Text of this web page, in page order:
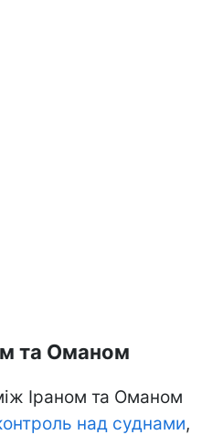
та Оманом
Іраном та Оманом
над суднами,